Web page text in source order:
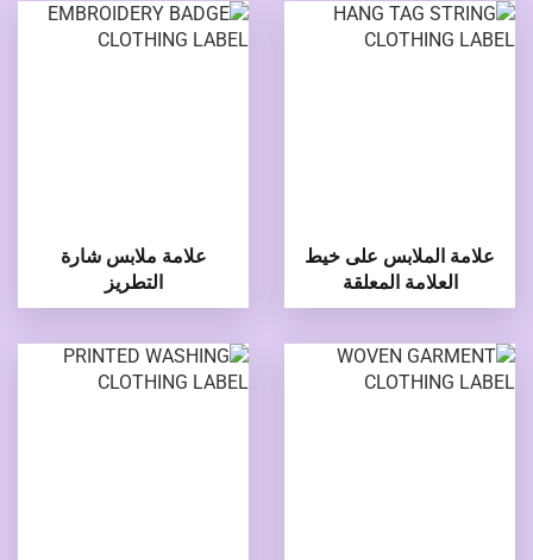
علامة الملابس على خيط
العلامة المعلقة
علامة ملابس شارة
التطريز